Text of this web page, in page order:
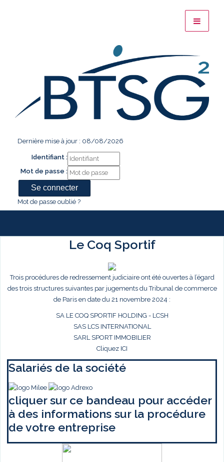
Dernière mise à jour : 08/08/2026
Identifiant :
Mot de passe :
Mot de passe oublié ?
Le Coq Sportif
Trois procédures de redressement judiciaire ont été ouvertes à l’égard
des trois structures suivantes par jugements du Tribunal de commerce
de Paris en date du 21 novembre 2024 :
SA LE COQ SPORTIF HOLDING - LCSH
SAS LCS INTERNATIONAL
SARL SPORT IMMOBILIER
Cliquez ICI
Salariés de la société
cliquer sur ce bandeau pour accéder
à des informations sur la procédure
de votre entreprise